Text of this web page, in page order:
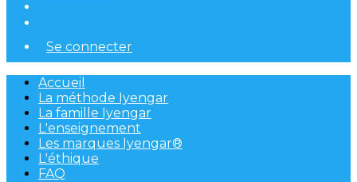
Se connecter
Accueil
La méthode Iyengar
La famille Iyengar
L'enseignement
Les marques Iyengar®
L'éthique
FAQ